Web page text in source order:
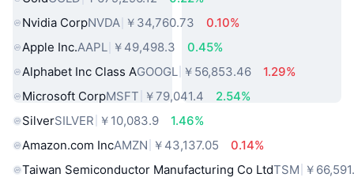
Nvidia CorpNVDA ￥34,760.73
0.10%
Apple Inc.AAPL ￥49,498.3
0.45%
Alphabet Inc Class AGOOGL ￥56,853.46
1.29%
Microsoft CorpMSFT ￥79,041.4
2.54%
SilverSILVER ￥10,083.9
1.46%
Amazon.com IncAMZN ￥43,137.05
0.14%
Taiwan Semiconductor Manufacturing Co LtdTSM ￥